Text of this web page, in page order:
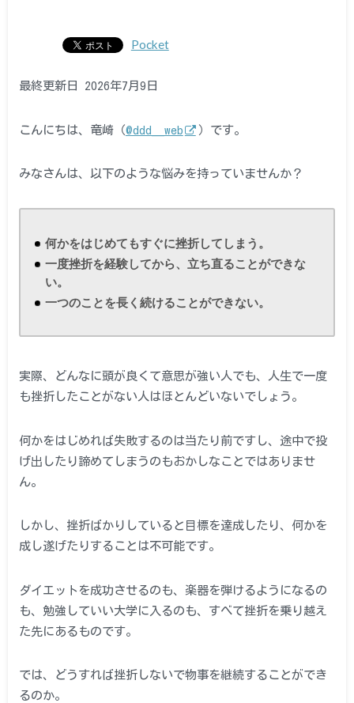
Pocket
最終更新日 2026年7月9日
こんにちは、竜崎（@ddd__web ）です。
みなさんは、以下のような悩みを持っていませんか？
何かをはじめてもすぐに挫折してしまう。
一度挫折を経験してから、立ち直ることができな
い。
一つのことを長く続けることができない。
実際、どんなに頭が良くて意思が強い人でも、人生で一度
も挫折したことがない人はほとんどいないでしょう。
何かをはじめれば失敗するのは当たり前ですし、途中で投
げ出したり諦めてしまうのもおかしなことではありませ
ん。
しかし、挫折ばかりしていると目標を達成したり、何かを
成し遂げたりすることは不可能です。
ダイエットを成功させるのも、楽器を弾けるようになるの
も、勉強していい大学に入るのも、すべて挫折を乗り越え
た先にあるものです。
では、どうすれば挫折しないで物事を継続することができ
るのか。